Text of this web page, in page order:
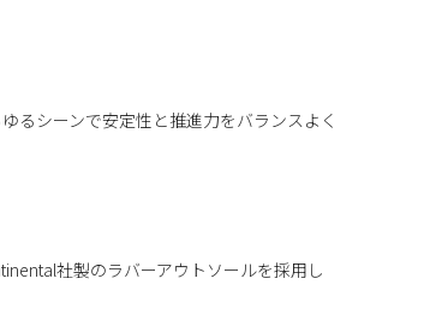
るシーンで安定性と推進力をバランスよく
社製のラバーアウトソールを採用し